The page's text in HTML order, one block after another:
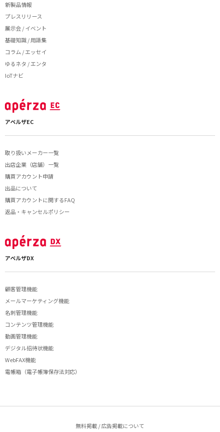
新製品情報
プレスリリース
展示会 / イベント
基礎知識 / 用語集
コラム / エッセイ
ゆるネタ / エンタ
IoTナビ
アペルザEC
取り扱いメーカー一覧
出店企業（店舗）一覧
購買アカウント申請
出品について
購買アカウントに関するFAQ
返品・キャンセルポリシー
アペルザDX
顧客管理機能
メールマーケティング機能
名刺管理機能
コンテンツ管理機能
動画管理機能
デジタル招待状機能
WebFAX機能
電帳箱（電子帳簿保存法対応）
無料掲載 / 広告掲載について